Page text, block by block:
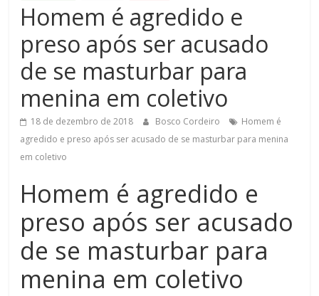
Homem é agredido e
preso após ser acusado
de se masturbar para
menina em coletivo
18 de dezembro de 2018 Bosco Cordeiro
Homem é
agredido e preso após ser acusado de se masturbar para menina
em coletivo
Homem é agredido e
preso após ser acusado
de se masturbar para
menina em coletivo